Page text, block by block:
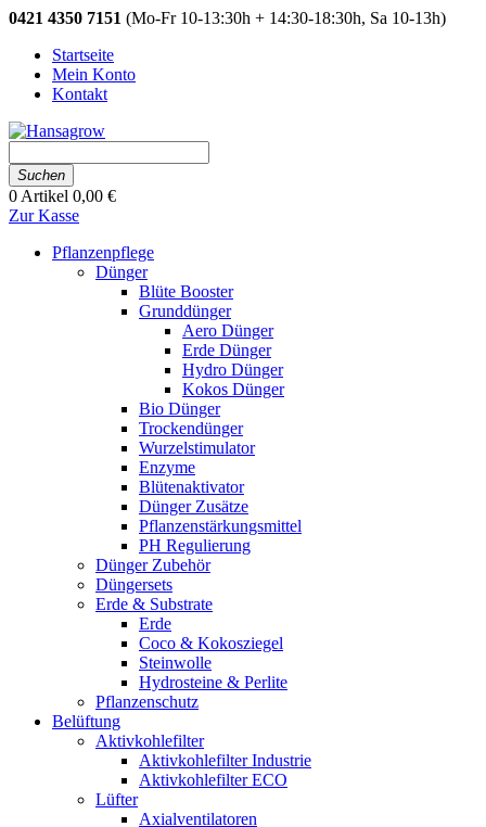
0421 4350 7151 (Mo-Fr 10-13:30h + 14:30-18:30h, Sa 10-13h)
Startseite
Mein Konto
Kontakt
Suchen
0 Artikel 0,00 €
Zur Kasse
Pflanzenpflege
Dünger
Blüte Booster
Grunddünger
Aero Dünger
Erde Dünger
Hydro Dünger
Kokos Dünger
Bio Dünger
Trockendünger
Wurzelstimulator
Enzyme
Blütenaktivator
Dünger Zusätze
Pflanzenstärkungsmittel
PH Regulierung
Dünger Zubehör
Düngersets
Erde & Substrate
Erde
Coco & Kokosziegel
Steinwolle
Hydrosteine & Perlite
Pflanzenschutz
Belüftung
Aktivkohlefilter
Aktivkohlefilter Industrie
Aktivkohlefilter ECO
Lüfter
Axialventilatoren